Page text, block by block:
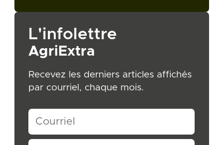
L'infolettre
AgriExtra
Recevez les derniers articles affichés
par courriel, chaque mois.